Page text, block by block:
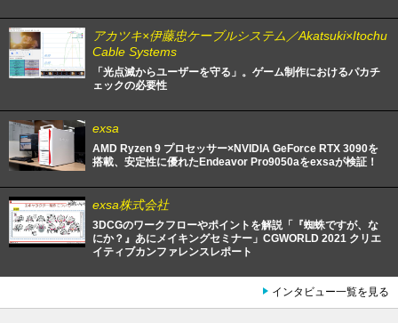
アカツキ×伊藤忠ケーブルシステム／Akatsuki×Itochu
Cable Systems
「光点滅からユーザーを守る」。ゲーム制作におけるパカチ
ェックの必要性
exsa
AMD Ryzen 9 プロセッサー×NVIDIA GeForce RTX 3090を
搭載、安定性に優れたEndeavor Pro9050aをexsaが検証！
exsa株式会社
3DCGのワークフローやポイントを解説「『蜘蛛ですが、な
にか？』あにメイキングセミナー」CGWORLD 2021 クリエ
イティブカンファレンスレポート
インタビュー一覧を見る